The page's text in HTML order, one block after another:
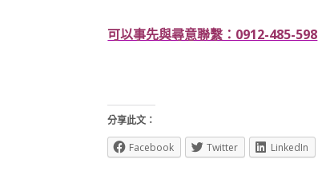
可以事先與尋意聯繫：0912-485-598
分享此文：
Facebook
Twitter LinkedIn